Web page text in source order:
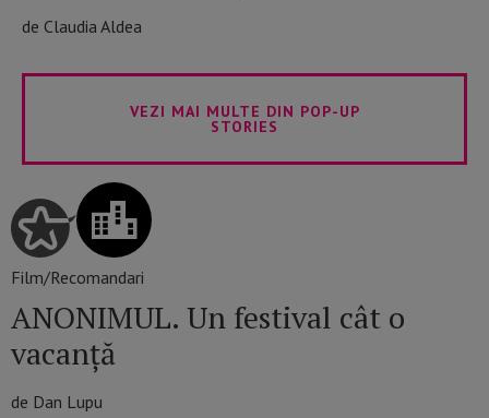
de Claudia Aldea
VEZI MAI MULTE DIN POP-UP
STORIES
Film/Recomandari
ANONIMUL. Un festival cât o
vacanță
de Dan Lupu